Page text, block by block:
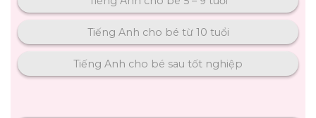
Tiếng Anh cho bé từ 10 tuổi
Tiếng Anh cho bé sau tốt nghiệp